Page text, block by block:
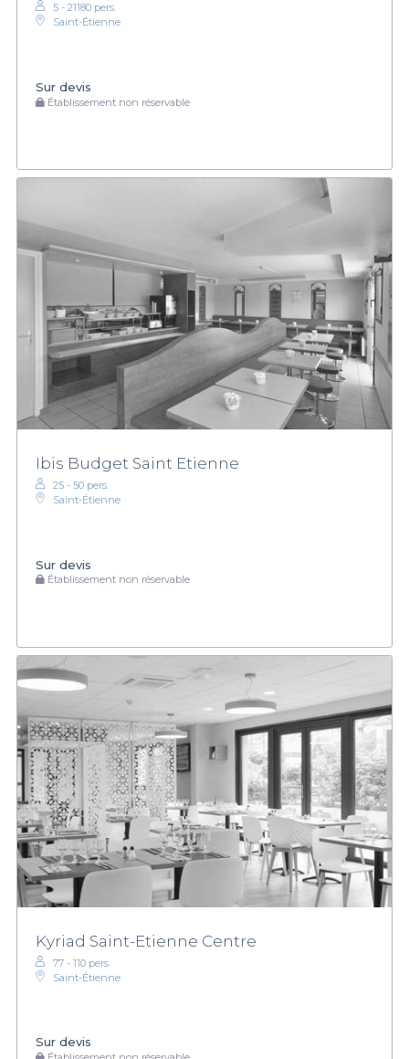
5 - 21180 pers.
Saint-Étienne
Sur devis
Établissement non réservable
Ibis Budget Saint Etienne
25 - 50 pers.
Saint-Étienne
Sur devis
Établissement non réservable
Kyriad Saint-Etienne Centre
77 - 110 pers.
Saint-Étienne
Sur devis